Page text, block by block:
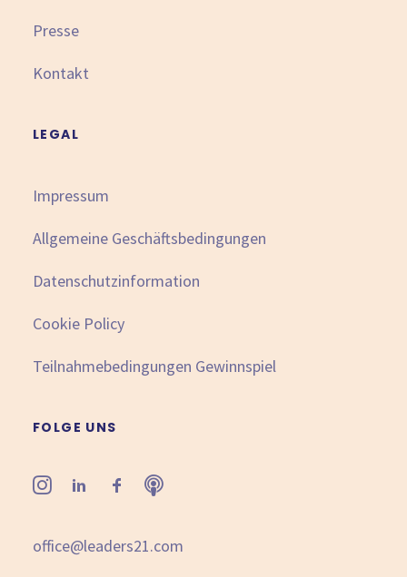
Presse
Kontakt
LEGAL
Impressum
Allgemeine Geschäftsbedingungen
Datenschutzinformation
Cookie Policy
Teilnahmebedingungen Gewinnspiel
FOLGE UNS
office@leaders21.com